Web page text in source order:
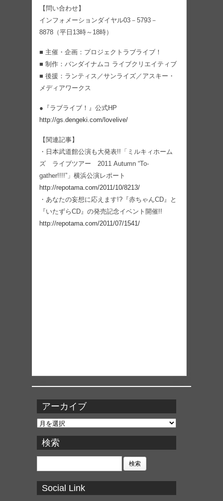
【問い合わせ】
インフォメーションダイヤル03－5793－
8878（平日13時～18時）
■ 主催・企画：プロジェクトラブライブ！
■ 制作：バンダイナムコ ライブクリエイティブ
■ 後援：ランティス／サンライズ／アスキー・
メディアワークス
●『ラブライブ！』公式HP
http://gs.dengeki.com/lovelive/
【関連記事】
・日本武道館公演も大発表!!「ミルキィホーム
ズ ライブツアー 2011 Autumn “To-
gather!!!!”」横浜公演レポート
http://repotama.com/2011/10/8213/
・あなたの妄想に応えます!?『赤ちゃんCD』と
『いたずらCD』の発売記念イベント開催!!
http://repotama.com/2011/07/1541/
アーカイブ
ア
カ
イ
ブ
検索
検
Social Link